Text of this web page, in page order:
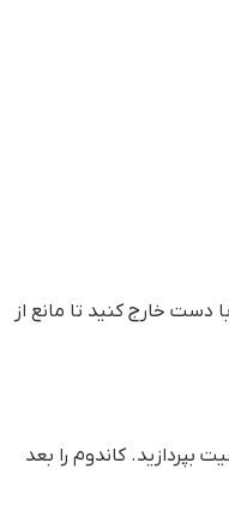
دست خارج کنید تا مانع از
کاندوم را بعد